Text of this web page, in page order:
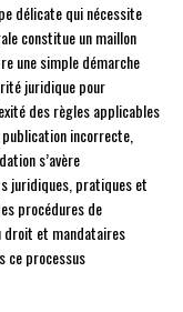
délicate qui nécessite
constitue un maillon
une simple démarche
juridique pour
des règles applicables
publication incorrecte,
s’avère
juridiques, pratiques et
procédures de
droit et mandataires
ce processus